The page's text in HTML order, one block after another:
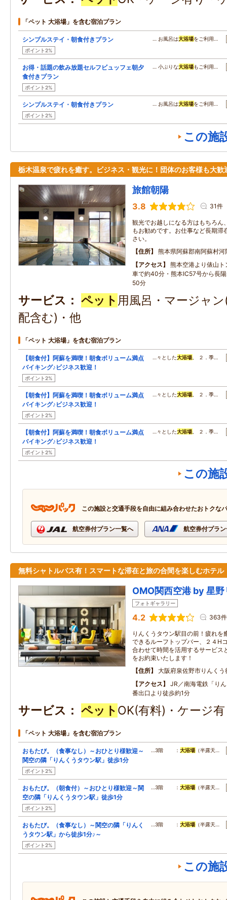
「ペット 大浴場」を含む宿泊プラン
シンプルステイ・朝食付きプラン
ポイント2%
… お風呂は大浴場をご利用…
お得・話題の飲み放題セルフビュッフェ朝夕
食付きプラン
ポイント2%
… 小ぶりな大浴場もご利用…
シンプルステイ・朝食付きプラン
ポイント2%
… お風呂は大浴場をご利用…
この施
栃木温泉で疲れを癒す。ビジネス・観光に！団体のお客様も大歓
旅館朝陽
3.8 31件
観光でお越しになる方はもちろん
もお勧めです。お仕事など長期滞
さい。
住所
熊本県阿蘇郡南阿蘇村
アクセス
熊本空港より俵山
車で約40分・熊本IC57号から長
50分
サービス ペット 用風呂・マージャ
配含む)・他
「ペット 大浴場」を含む宿泊プラン
【朝食付】阿蘇を満喫！朝食ボリューム満点
バイキング♪ビジネス歓迎！
ポイント2%
…々とした大浴場 。 ２．季…
【朝食付】阿蘇を満喫！朝食ボリューム満点
バイキング♪ビジネス歓迎！
ポイント2%
…々とした大浴場 。 ２．季…
【朝食付】阿蘇を満喫！朝食ボリューム満点
バイキング♪ビジネス歓迎！
ポイント2%
…々とした大浴場 。 ２．季…
この施
この施設と交通手段を自由に組み合わせたおトクな
航空券付プラン一覧へ 航空券付プラ
無料シャトルバス有！スマートな滞在と旅の合間を楽しむホテル
OMO関西空港 by 星野
フォトギャラリー
4.2 363件
りんくうタウン駅目の前！疲れを
できるルーフトップバー、２４H
合わせて時間を活用するサービス
をお約束いたします！
住所
大阪府泉佐野市りんく
アクセス
JR／南海電鉄「り
番出口より徒歩約1分
サービス ペット OK(有料)・ケージ
「ペット 大浴場」を含む宿泊プラン
おもたび。（食事なし）～おひとり様歓迎～
関空の隣「りんくうタウン駅」徒歩1分
ポイント2%
…3階 ：大浴場 （半露天…
おもたび。（朝食付）～おひとり様歓迎～関
空の隣「りんくうタウン駅」徒歩1分
ポイント2%
…3階 ：大浴場 （半露天…
おもたび。（食事なし）～関空の隣「りんく
うタウン駅」から徒歩1分♪～
ポイント2%
…3階 ：大浴場 （半露天…
この施